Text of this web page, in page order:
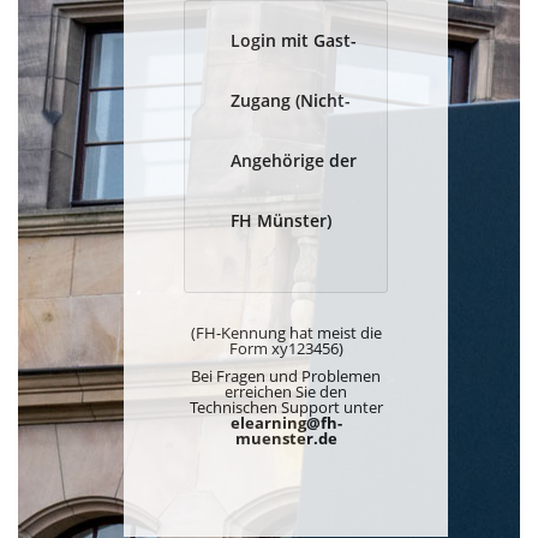
Login mit Gast-
Zugang (Nicht-
Angehörige der
FH Münster)
(FH-Kennung hat meist die
Form xy123456)
Bei Fragen und Problemen
erreichen Sie den
Technischen Support unter
elearning@fh-
muenster.de